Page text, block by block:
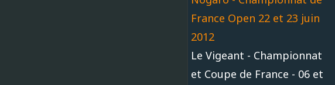
France Open 22 et 23 juin
2012
Le Vigeant - Championnat
et Coupe de France - 06 et